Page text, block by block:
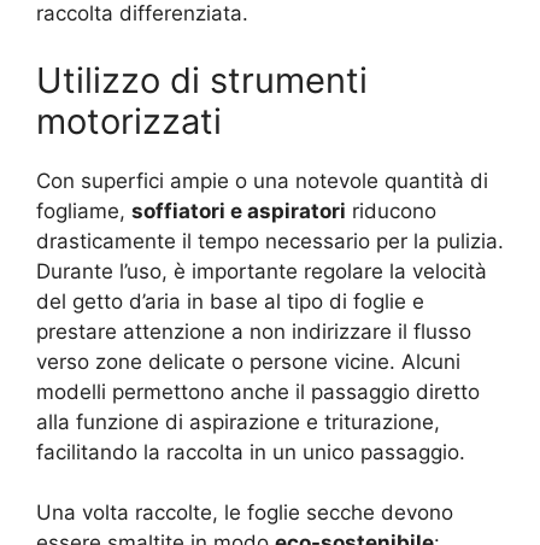
raccolta differenziata.
Utilizzo di strumenti
motorizzati
Con superfici ampie o una notevole quantità di
fogliame, soffiatori e aspiratori riducono
drasticamente il tempo necessario per la pulizia.
Durante l’uso, è importante regolare la velocità
del getto d’aria in base al tipo di foglie e
prestare attenzione a non indirizzare il flusso
verso zone delicate o persone vicine. Alcuni
modelli permettono anche il passaggio diretto
alla funzione di aspirazione e triturazione,
facilitando la raccolta in un unico passaggio.
Una volta raccolte, le foglie secche devono